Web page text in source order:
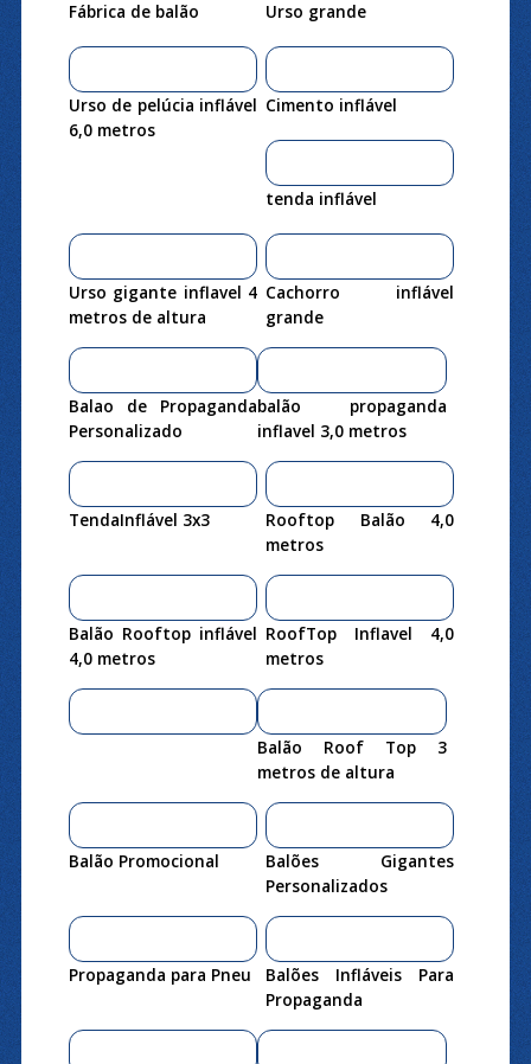
Fábrica de balão Urso grande
Urso de pelúcia inflável
6,0 metros
Cimento inflável
tenda inflável
Urso gigante inflavel 4
metros de altura
Cachorro inflável
grande
Balao de Propaganda
Personalizado
balão propaganda
inflavel 3,0 metros
TendaInflável 3x3
Rooftop Balão 4,0
metros
Balão Rooftop inflável
4,0 metros
RoofTop Inflavel 4,0
metros
Balão Roof Top 3
metros de altura
Balão Promocional
Balões Gigantes
Personalizados
Propaganda para Pneu
Balões Infláveis Para
Propaganda